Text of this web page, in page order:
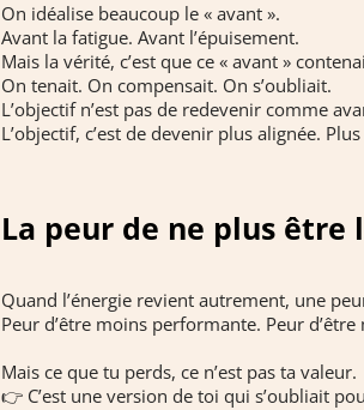
On idéalise beaucoup le « avant ».
Avant la fatigue. Avant l’épuisement.
Mais la vérité, c’est que ce « avant »
On tenait. On compensait. On s’oubliait.
L’objectif n’est pas de redevenir comme
L’objectif, c’est de devenir plus alignée.
La peur de ne plus être
Quand l’énergie revient autrement, une
Peur d’être moins performante. Peur
Mais ce que tu perds, ce n’est pas ta valeur.
👉 C’est une version de toi qui s’oubliait